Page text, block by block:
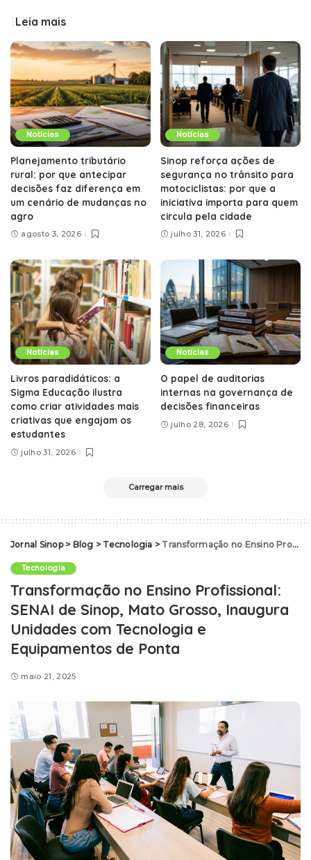
Leia mais
Notícias
Planejamento tributário
rural: por que antecipar
decisões faz diferença em
um cenário de mudanças no
agro
agosto 3, 2026
Notícias
Sinop reforça ações de
segurança no trânsito para
motociclistas: por que a
iniciativa importa para quem
circula pela cidade
julho 31, 2026
Notícias
Livros paradidáticos: a
Sigma Educação ilustra
como criar atividades mais
criativas que engajam os
estudantes
julho 31, 2026
Notícias
O papel de auditorias
internas na governança de
decisões financeiras
julho 28, 2026
Carregar mais
Jornal Sinop> Blog > Tecnologia > Transformação no Ensino Profissional: SENAI de Sinop, Mato Grosso, Inaugura Unidades com Tecnologia e Equipamentos de Ponta
Tecnologia
Transformação no Ensino Profissional:
SENAI de Sinop, Mato Grosso, Inaugura
Unidades com Tecnologia e
Equipamentos de Ponta
maio 21, 2025